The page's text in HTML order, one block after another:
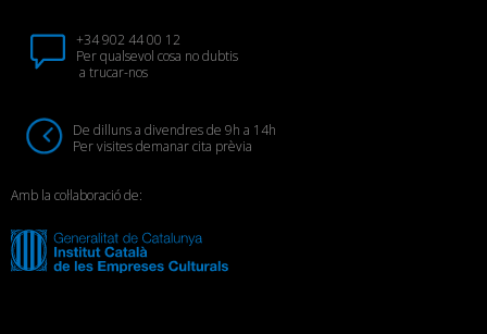
+34 902 44 00 12
Per qualsevol cosa no dubtis
a trucar-nos
De dilluns a divendres de 9h a 14h
Per visites demanar cita prèvia
Amb la col·laboració de: